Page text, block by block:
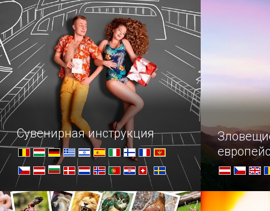
не преступление, то явно
непростительная оплошность.
Сувенирная инструкция
Когда мы приезжаем в новую
Для